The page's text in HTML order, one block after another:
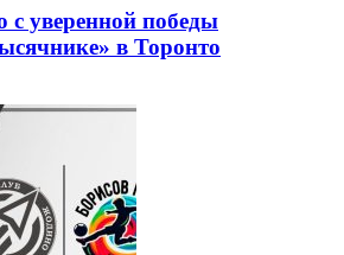
уверенной победы
в Торонто